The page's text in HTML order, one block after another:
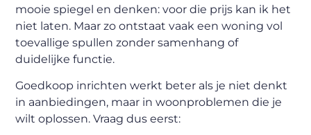
mooie spiegel en denken: voor die prijs kan ik het
niet laten. Maar zo ontstaat vaak een woning vol
toevallige spullen zonder samenhang of
duidelijke functie.
Goedkoop inrichten werkt beter als je niet denkt
in aanbiedingen, maar in woonproblemen die je
wilt oplossen. Vraag dus eerst: